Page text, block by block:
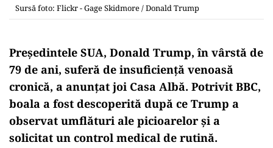
Sursă foto: Flickr - Gage Skidmore / Donald Trump
Președintele SUA, Donald Trump, în vârstă de
79 de ani, suferă de insuficiență venoasă
cronică, a anunțat joi Casa Albă. Potrivit BBC,
boala a fost descoperită după ce Trump a
observat umflături ale picioarelor și a
solicitat un control medical de rutină.